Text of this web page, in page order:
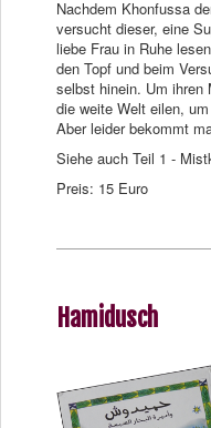
Nachdem Khonfussa
versucht dieser, eine
liebe Frau in Ruhe
den Topf und beim
selbst hinein. Um
die weite Welt eilen,
Aber leider bekommt
Siehe auch Teil 1 -
Preis: 15 Euro
Hamidusch